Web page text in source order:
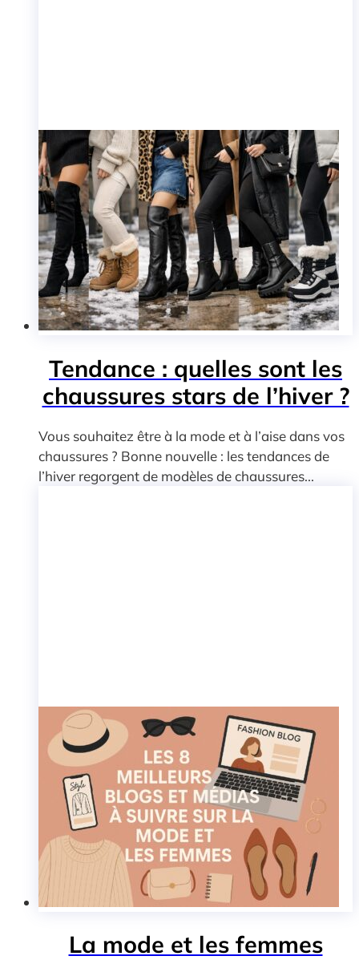
Tendance : quelles sont les
chaussures stars de l’hiver ?
Vous souhaitez être à la mode et à l’aise dans vos
chaussures ? Bonne nouvelle : les tendances de
l’hiver regorgent de modèles de chaussures...
La mode et les femmes